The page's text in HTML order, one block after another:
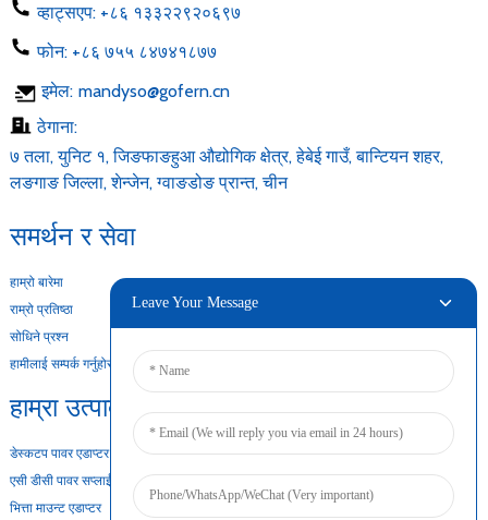
व्हाट्सएप: +८६ १३३२२९२०६९७
फोन: +८६ ७५५ ८४७४१८७७
इमेल: mandyso@gofern.cn
ठेगाना:
७ तला, युनिट १, जिङफाङहुआ औद्योगिक क्षेत्र, हेबेई गाउँ, बान्टियन शहर,
लङगाङ जिल्ला, शेन्जेन, ग्वाङडोङ प्रान्त, चीन
समर्थन र सेवा
हाम्रो बारेमा
राम्रो प्रतिष्ठा
सोधिने प्रश्न
हामीलाई सम्पर्क गर्नुहोस
हाम्रा उत्पादनहरू
डेस्कटप पावर एडाप्टर
एसी डीसी पावर सप्लाई
भित्ता माउन्ट एडाप्टर
Leave Your Message